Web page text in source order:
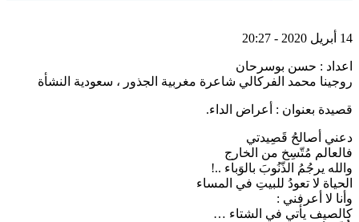
14 أبريل 2020 - 20:27
اعداد : حسن بوسرحان
روجينا محمد الفركالي شاعرة مغربية الجذور ، سعودية النشأة
قصيدة بعنوان : أعراض الداء.
دعني أصالحُ قَصِيدتي
فالعالم مُتّسِخ من الخارج
والله يرجُمُ الذّنُوبَ بالوَباء ..!
الحياة لا تعودُ للبيتِ في المساء
وأنا لا أعرفني :
كالصيف يأتي في الشتاء …